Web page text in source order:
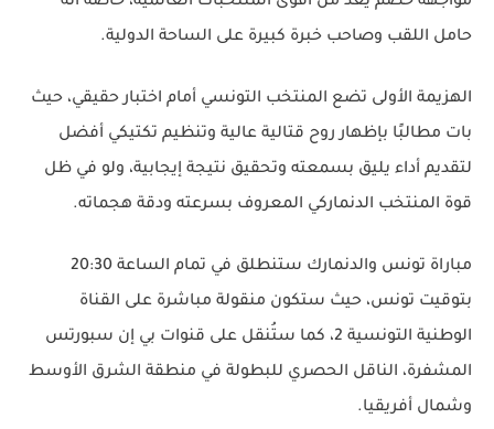
حامل اللقب وصاحب خبرة كبيرة على الساحة الدولية.
الهزيمة الأولى تضع المنتخب التونسي أمام اختبار حقيقي، حيث
بات مطالبًا بإظهار روح قتالية عالية وتنظيم تكتيكي أفضل
لتقديم أداء يليق بسمعته وتحقيق نتيجة إيجابية، ولو في ظل
قوة المنتخب الدنماركي المعروف بسرعته ودقة هجماته.
مباراة تونس والدنمارك ستنطلق في تمام الساعة 20:30
بتوقيت تونس، حيث ستكون منقولة مباشرة على القناة
الوطنية التونسية 2، كما ستُنقل على قنوات بي إن سبورتس
المشفرة، الناقل الحصري للبطولة في منطقة الشرق الأوسط
وشمال أفريقيا.